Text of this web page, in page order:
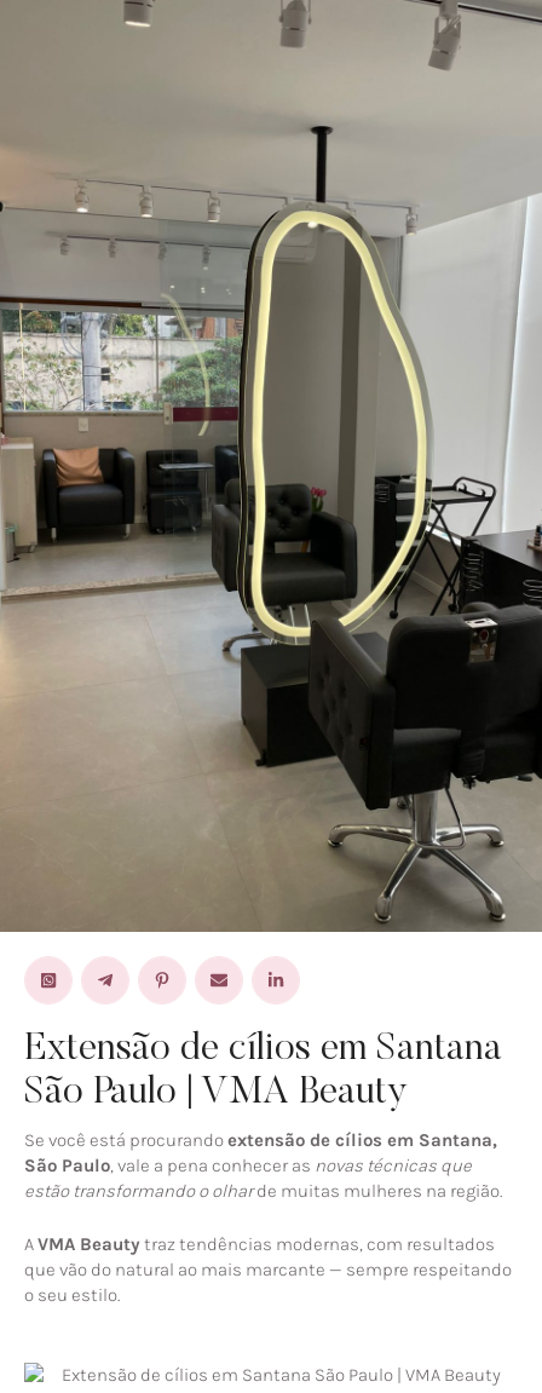
Extensão de cílios em Santana
São Paulo | VMA Beauty
Se você está procurandoextensão de cílios em Santana,
São Paulo, vale a pena conhecer as novas técnicas que
estão transformando o olharde muitas mulheres na região.
AVMA Beauty traz tendências modernas, com resultados
que vão do natural ao mais marcante — sempre respeitando
o seu estilo.